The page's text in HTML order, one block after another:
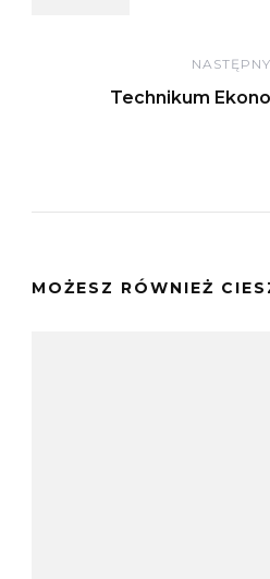
Technikum
MOŻESZ RÓWNIEŻ